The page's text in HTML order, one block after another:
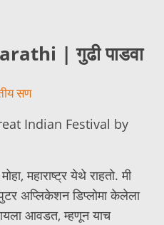
| गुढी पाडवा
सण
Indian Festival by
महाराष्ट्र येथे राहतो. मी
अप्लिकेशन डिप्लोमा केलेला
आवडत, म्हणून याच